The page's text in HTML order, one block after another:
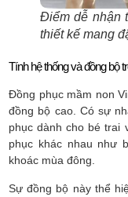
Điểm dễ nhận
thiết kế mang
Tính hệ thống và đồng bộ
Đồng phục mầm non
đồng bộ cao. Có sự
phục dành cho bé trai
phục khác nhau như
khoác mùa đông.
Sự đồng bộ này thể